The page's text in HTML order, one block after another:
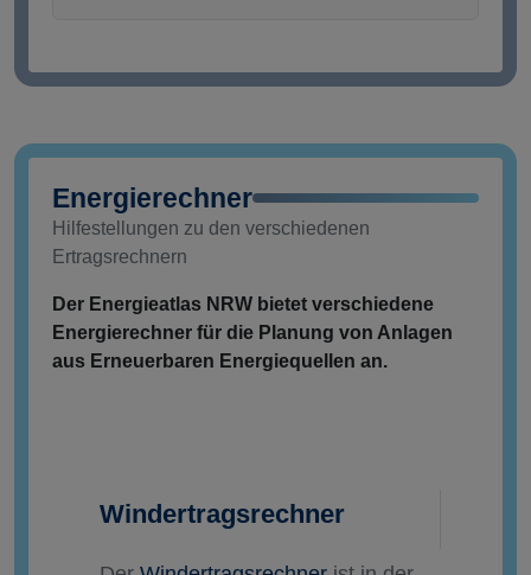
Energierechner
Hilfestellungen zu den verschiedenen
Ertragsrechnern
Der Energieatlas NRW bietet verschiedene
Energierechner für die Planung von Anlagen
aus Erneuerbaren Energiequellen an.
Windertragsrechner